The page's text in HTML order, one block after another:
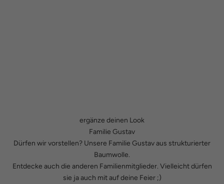
ergänze deinen Look
Familie Gustav
Dürfen wir vorstellen? Unsere Familie Gustav aus strukturierter
Baumwolle.
Entdecke auch die anderen Familienmitglieder. Vielleicht dürfen
sie ja auch mit auf deine Feier ;)